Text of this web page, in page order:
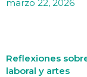
marzo 22, 2026
Reflexiones
laboral y artes